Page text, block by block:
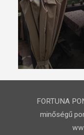
FORTUNA
minőségű